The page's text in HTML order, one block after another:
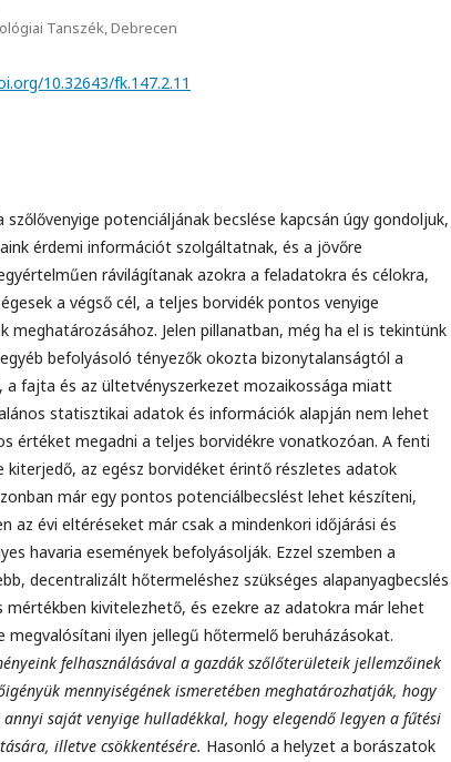
Tanszék, Debrecen
10.32643/fk.147.2.11
szőlővenyige potenciáljának becslése kapcsán úgy gondoljuk,
érdemi információt szolgáltatnak, és a jövőre
rávilágítanak azokra a feladatokra és célokra,
a végső cél, a teljes borvidék pontos venyige
meghatározásához. Jelen pillanatban, még ha el is tekintünk
befolyásoló tényezők okozta bizonytalanságtól a
a fajta és az ültetvényszerkezet mozaikossága miatt
statisztikai adatok és információk alapján nem lehet
értéket megadni a teljes borvidékre vonatkozóan. A fenti
kiterjedő, az egész borvidéket érintő részletes adatok
már egy pontos potenciálbecslést lehet készíteni,
az évi eltéréseket már csak a mindenkori időjárási és
havaria események befolyásolják. Ezzel szemben a
decentralizált hőtermeléshez szükséges alapanyagbecslés
mértékben kivitelezhető, és ezekre az adatokra már lehet
megvalósítani ilyen jellegű hőtermelő beruházásokat.
felhasználásával a gazdák szőlőterületeik jellemzőinek
mennyiségének ismeretében meghatározhatják, hogy
annyi saját venyige hulladékkal, hogy elegendő legyen a fűtési
illetve csökkentésére. Hasonló a helyzet a borászatok